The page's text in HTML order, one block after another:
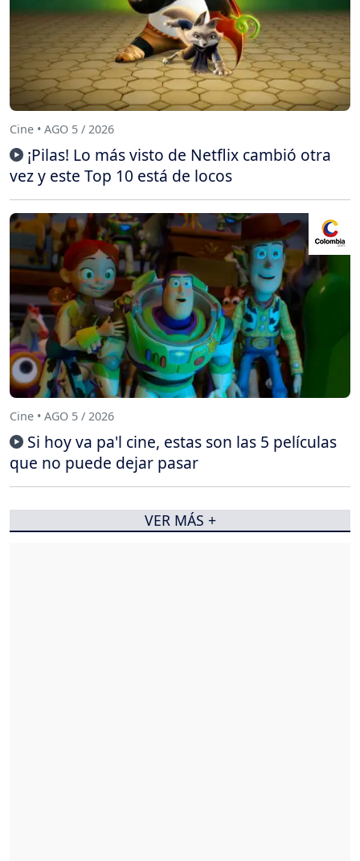
Cine • AGO 5 / 2026
¡Pilas! Lo más visto de Netflix cambió otra
vez y este Top 10 está de locos
Cine • AGO 5 / 2026
Si hoy va pa'l cine, estas son las 5 películas
que no puede dejar pasar
VER MÁS +